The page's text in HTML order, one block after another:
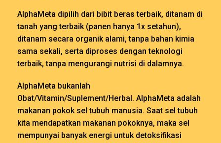
AlphaMeta dipilih dari bibit beras terbaik, ditanam di
tanah yang terbaik (panen hanya 1x setahun),
ditanam secara organik alami, tanpa bahan kimia
sama sekali, serta diproses dengan teknologi
terbaik, tanpa mengurangi nutrisi di dalamnya.
AlphaMeta bukanlah
Obat/Vitamin/Suplement/Herbal. AlphaMeta adalah
makanan pokok sel tubuh manusia. Saat sel tubuh
kita mendapatkan makanan pokoknya, maka sel
mempunyai banyak energi untuk detoksifikasi